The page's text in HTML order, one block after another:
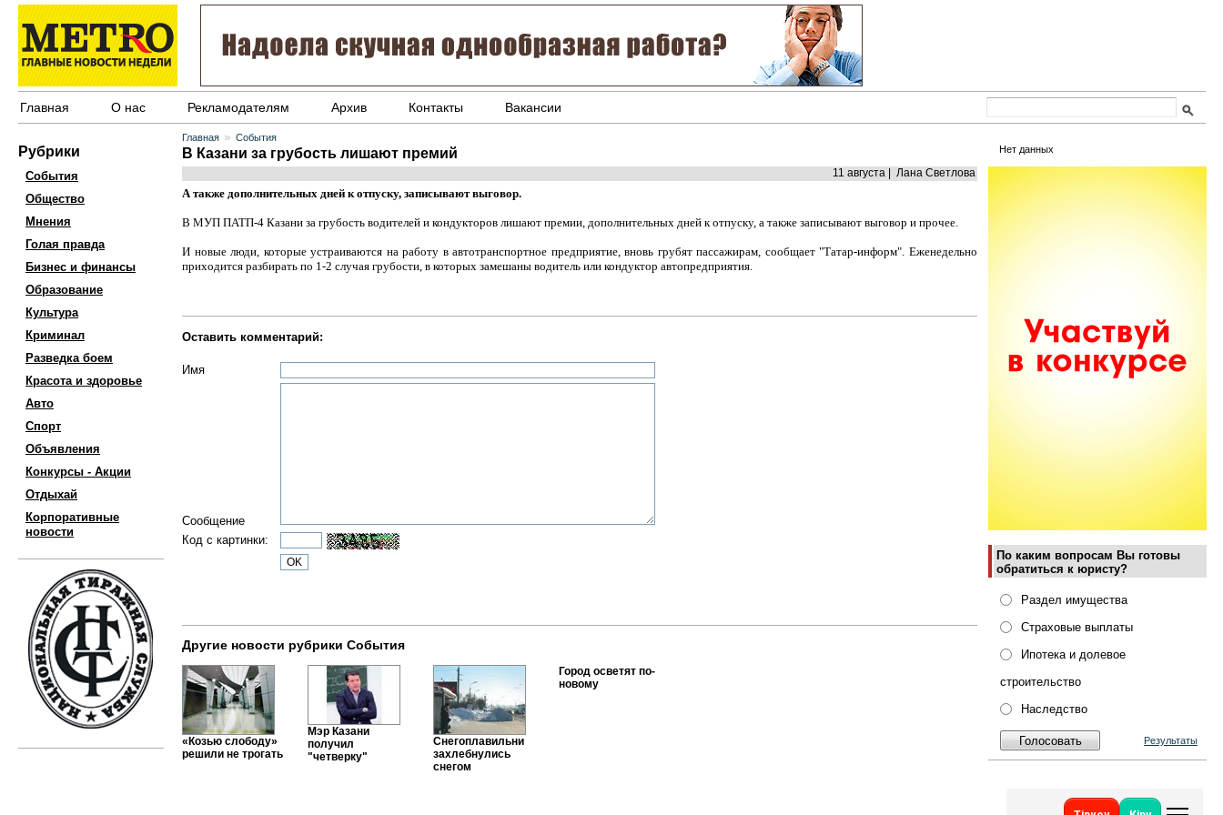
Главная О нас Рекламодателям Архив Контакты Вакансии
Рубрики
События
Общество
Мнения
Голая правда
Бизнес и финансы
Образование
Культура
Криминал
Разведка боем
Красота и здоровье
Авто
Спорт
Объявления
Конкурсы - Акции
Отдыхай
Корпоративные
новости
Нет данных
По каким вопросам Вы готовы
обратиться к юристу?
Раздел имущества
Страховые выплаты
Ипотека и долевое
строительство
Наследство
Результаты
Главная » События
В Казани за грубость лишают премий
11 августа | Лана Светлова
А также дополнительных дней к отпуску, записывают выговор.
В МУП ПАТП-4 Казани за грубость водителей и кондукторов лишают премии, дополнительных дней к отпуску, а также записывают выговор и прочее.
И новые люди, которые устраиваются на работу в автотранспортное предприятие, вновь грубят пассажирам, сообщает "Татар-информ". Еженедельно
приходится разбирать по 1-2 случая грубости, в которых замешаны водитель или кондуктор автопредприятия.
Оставить комментарий:
Имя
Сообщение
Код с картинки:
Другие новости рубрики События
«Козью слободу»
решили не трогать
Мэр Казани
получил
"четверку"
Снегоплавильни
захлебнулись
снегом
Город осветят по-
новому